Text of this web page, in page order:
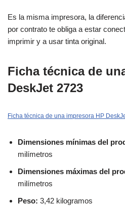
Es la misma impresora, la
por contrato te obliga a estar
imprimir y a usar tinta original.
Ficha técnica de
DeskJet 2723
Ficha técnica de una impresora HP
Dimensiones mínimas del
milímetros
Dimensiones máximas del
milímetros
Peso: 3,42 kilogramos